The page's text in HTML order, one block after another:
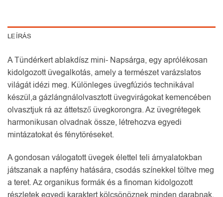
LEÍRÁS
A Tündérkert ablakdísz mini- Napsárga, egy aprólékosan
kidolgozott üvegalkotás, amely a természet varázslatos
világát idézi meg. Különleges üvegfúziós technikával
készül,a gázlángnálolvasztott üvegvirágokat kemencében
olvasztjuk rá az áttetsző üvegkorongra. Az üvegrétegek
harmonikusan olvadnak össze, létrehozva egyedi
mintázatokat és fénytöréseket.
A gondosan válogatott üvegek élettel teli árnyalatokban
játszanak a napfény hatására, csodás színekkel töltve meg
a teret. Az organikus formák és a finoman kidolgozott